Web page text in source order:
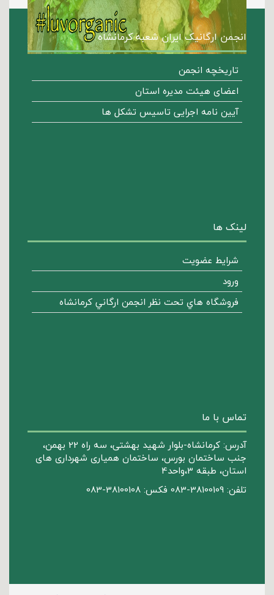
انجمن ارگانیک ایران شعبه کرمانشاه
تاریخچه انجمن
اعضای هیئت مدیره استان
آیین نامه اجرایی تاسیس تشکل ها
لینک ها
شرایط عضویت
ورود
فروشگاه هاي تحت نظر انجمن ارگاني كرمانشاه
تماس با ما
آدرس: کرمانشاه-بلوار شهید بهشتی، سه راه 22 بهمن،
جنب ساختمان بورس، ساختمان همیاری شهرداری های
استان، طبقه 3،واحد4
تلفن: 38100109-083 فکس: 38100108-083